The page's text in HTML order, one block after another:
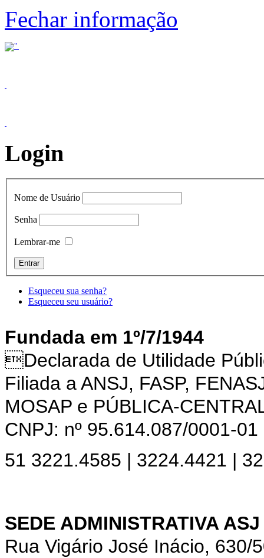
Fechar informação
Login
Nome de Usuário
Senha
Lembrar-me
Esqueceu sua senha?
Esqueceu seu usuário?
Fundada em 1º/7/1944
Declarada de Utilidade
Filiada a ANSJ, FASP,
MOSAP e PÚBLICA-
CNPJ: nº 95.614.087/0001-01
51 3221.4585 | 3224.4421 |
SEDE ADMINISTRATIVA ASJ
Rua Vigário José Inácio, 630/